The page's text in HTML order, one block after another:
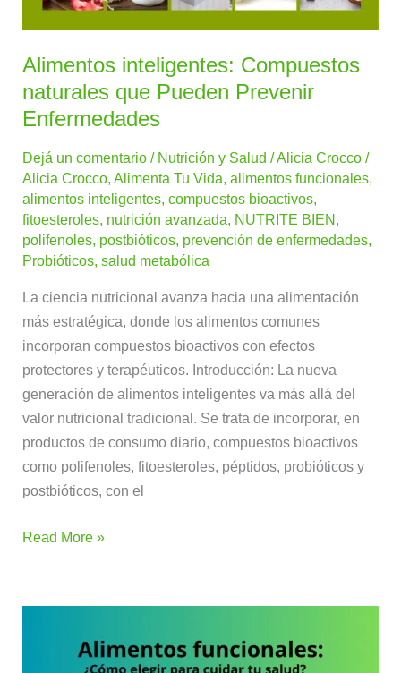
Alimentos inteligentes: Compuestos
naturales que Pueden Prevenir
Enfermedades
Dejá un comentario / Nutrición y Salud /Alicia Crocco/
Alicia Crocco,Alimenta Tu Vida,alimentos funcionales,
alimentos inteligentes,compuestos bioactivos,
fitoesteroles, nutrición avanzada, NUTRITE BIEN,
polifenoles, postbióticos, prevención de enfermedades,
Probióticos,salud metabólica
La ciencia nutricional avanza hacia una alimentación
más estratégica, donde los alimentos comunes
incorporan compuestos bioactivos con efectos
protectores y terapéuticos. Introducción: La nueva
generación de alimentos inteligentes va más allá del
valor nutricional tradicional. Se trata de incorporar, en
productos de consumo diario, compuestos bioactivos
como polifenoles, fitoesteroles, péptidos, probióticos y
postbióticos, con el
Enfermedades
Read More »
funcionales: